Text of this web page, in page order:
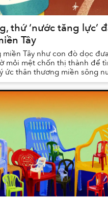
thứ ‘nước tăng lực’
Tây
miền Tây như con đò dọc
mỏi mệt chốn thị thành để
ức thân thương miền sông